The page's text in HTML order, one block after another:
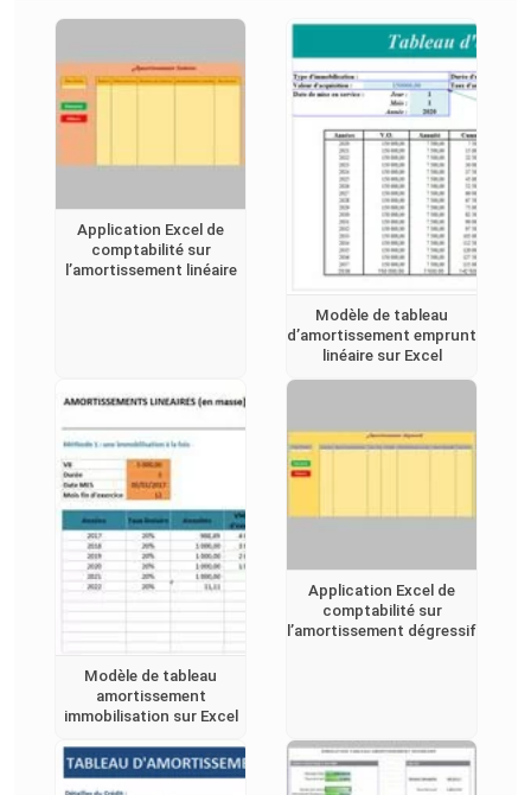
Application Excel de
comptabilité sur
l’amortissement linéaire
Modèle de tableau
d’amortissement emprunt
linéaire sur Excel
Modèle de tableau
amortissement
immobilisation sur Excel
Application Excel de
comptabilité sur
l’amortissement dégressif